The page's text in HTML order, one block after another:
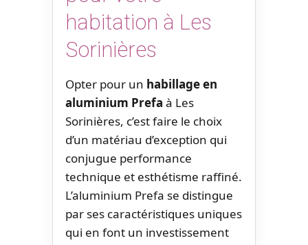
habitation à Les
Sorinières
Opter pour un habillage en
aluminium Prefa à Les
Sorinières, c’est faire le choix
d’un matériau d’exception qui
conjugue performance
technique et esthétisme raffiné.
L’aluminium Prefa se distingue
par ses caractéristiques uniques
qui en font un investissement